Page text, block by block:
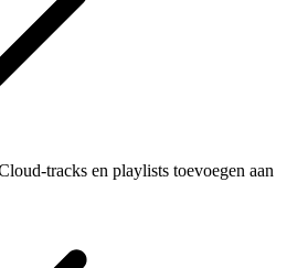
tracks en playlists toevoegen aan